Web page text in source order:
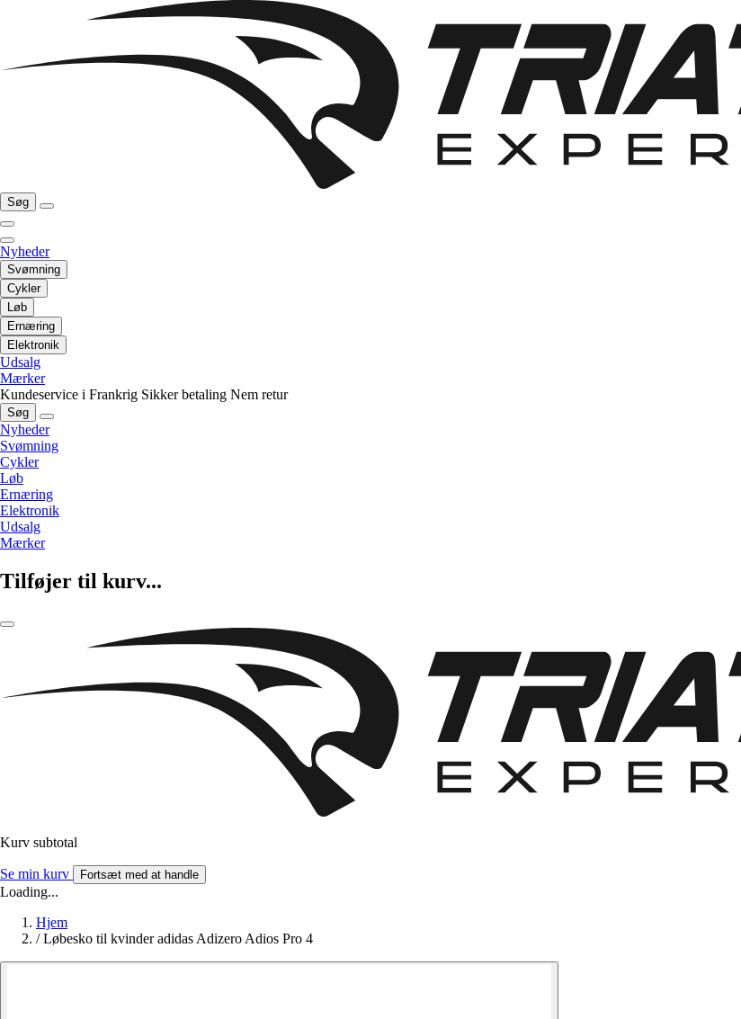
Søg
Nyheder
Svømning
Cykler
Løb
Ernæring
Elektronik
Udsalg
Mærker
Kundeservice i Frankrig Sikker betaling Nem retur
Søg
Nyheder
Svømning
Cykler
Løb
Ernæring
Elektronik
Udsalg
Mærker
Tilføjer til kurv...
Kurv subtotal
Se min kurv Fortsæt med at handle
Loading...
Hjem
/ Løbesko til kvinder adidas Adizero Adios Pro 4